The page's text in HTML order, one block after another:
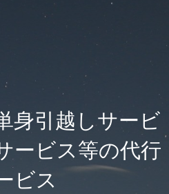
身引越しサービ
ービス等の代行
ビス